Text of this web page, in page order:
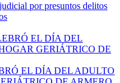
por presuntos delitos
EL DÍA DEL ADULTO